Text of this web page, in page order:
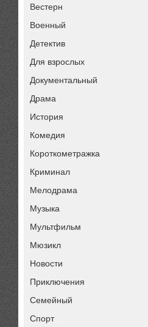
Вестерн
Военный
Детектив
Для взрослых
Документальный
Драма
История
Комедия
Короткометражка
Криминал
Мелодрама
Музыка
Мультфильм
Мюзикл
Новости
Приключения
Семейный
Спорт